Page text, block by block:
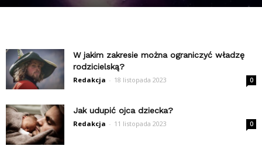
W jakim zakresie można ograniczyć władzę
rodzicielską?
Redakcja - 18 listopada 2023 0
Jak udupić ojca dziecka?
Redakcja - 11 listopada 2023 0